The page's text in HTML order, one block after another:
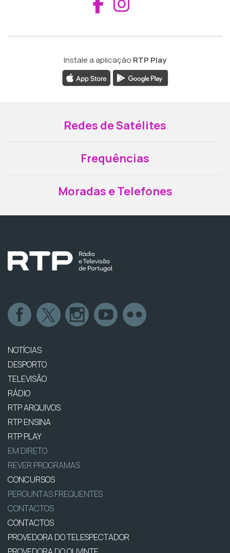
Instale a aplicação RTP Play
Redes de Satélites
Frequências
Moradas e Telefones
NOTÍCIAS
DESPORTO
TELEVISÃO
RÁDIO
RTP ARQUIVOS
RTP ENSINA
RTP PLAY
EM DIRETO
REVER PROGRAMAS
CONCURSOS
PERGUNTAS FREQUENTES
CONTACTOS
CONTACTOS
PROVEDORA DO TELESPECTADOR